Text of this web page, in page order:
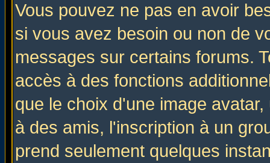
Vous pouvez ne pas en avoir
si vous avez besoin ou non de
messages sur certains forums.
accès à des fonctions
que le choix d'une image
à des amis, l'inscription à un
prend seulement quelques